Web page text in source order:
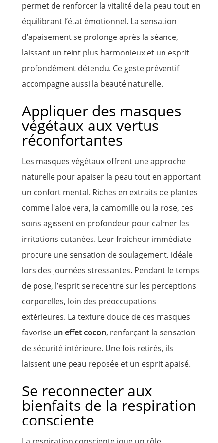
permet de renforcer la vitalité de la peau tout en
équilibrant l’état émotionnel. La sensation
d’apaisement se prolonge après la séance,
laissant un teint plus harmonieux et un esprit
profondément détendu. Ce geste préventif
accompagne aussi la beauté naturelle.
Appliquer des masques
végétaux aux vertus
réconfortantes
Les masques végétaux offrent une approche
naturelle pour apaiser la peau tout en apportant
un confort mental. Riches en extraits de plantes
comme l’aloe vera, la camomille ou la rose, ces
soins agissent en profondeur pour calmer les
irritations cutanées. Leur fraîcheur immédiate
procure une sensation de soulagement, idéale
lors des journées stressantes. Pendant le temps
de pose, l’esprit se recentre sur les perceptions
corporelles, loin des préoccupations
extérieures. La texture douce de ces masques
favorise un effet cocon, renforçant la sensation
de sécurité intérieure. Une fois retirés, ils
laissent une peau reposée et un esprit apaisé.
Se reconnecter aux
bienfaits de la respiration
consciente